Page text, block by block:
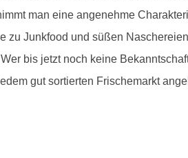
man eine angenehme
zu Junkfood und süßen
bis jetzt noch keine
gut sortierten Frischemarkt